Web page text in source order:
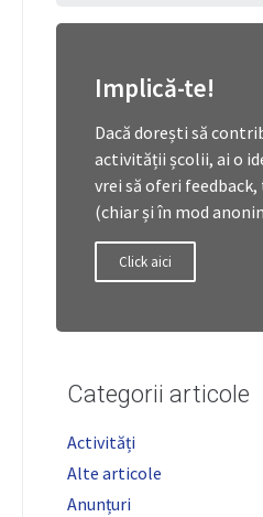
Implică-te!
Dacă dorești să
activității școlii, ai o
vrei să oferi
(chiar și în mod
Click aici
Categorii articole
Activități
Alte articole
Anunțuri